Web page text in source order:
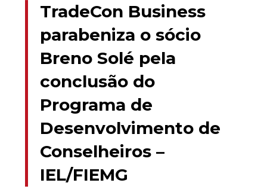
TradeCon Business
parabeniza o sócio
Breno Solé pela
conclusão do
Programa de
Desenvolvimento de
Conselheiros –
IEL/FIEMG